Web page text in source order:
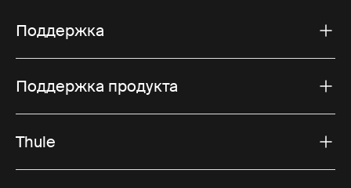
Поддержка
Поддержка продукта
Thule